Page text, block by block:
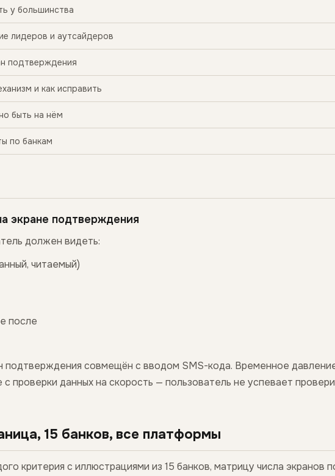
у большинства
лидеров и аутсайдеров
подтверждения
и как исправить
быть на нём
по банкам
экране подтверждения
должен видеть:
читаемый)
после
подтверждения совмещён с вводом SMS-кода. Временное
проверки данных на скорость — пользователь не успевает
15 банков, все платформы
критерия с иллюстрациями из 15 банков, матрицу числа экранов